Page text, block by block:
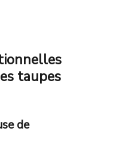
taupes
de